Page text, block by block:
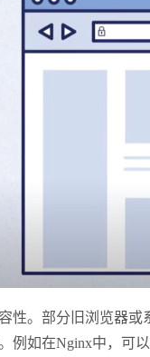
部分旧浏览器或
如在Nginx中，可